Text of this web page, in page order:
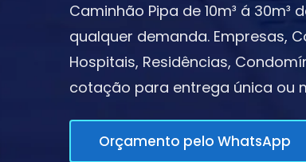
Caminhão Pipa de 10m³ á
qualquer demanda. Empresas,
Hospitais, Residências,
cotação para entrega única ou
Orçamento pelo WhatsApp